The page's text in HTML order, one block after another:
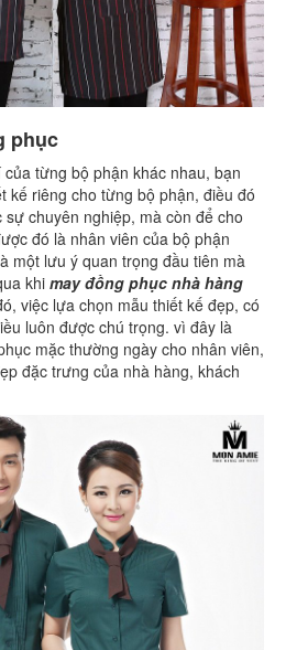
phục
từng bộ phận khác nhau, bạn
kế riêng cho từng bộ phận, điều đó
chuyên nghiệp, mà còn để cho
đó là nhân viên của bộ phận
một lưu ý quan trọng đầu tiên mà
khi may đồng phục nhà hàng
việc lựa chọn mẫu thiết kế đẹp, có
luôn được chú trọng. vì đây là
mặc thường ngày cho nhân viên,
đặc trưng của nhà hàng, khách